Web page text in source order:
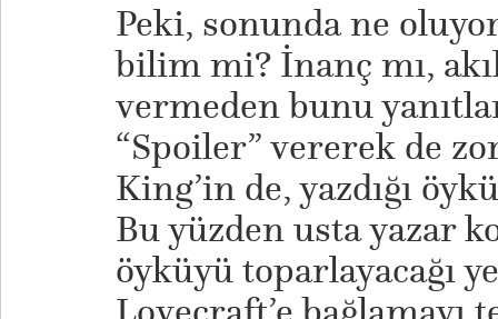
Peki, sonunda ne
bilim mi? İnanç mı,
vermeden bunu
“Spoiler” vererek de
King’in de, yazdığı
Bu yüzden usta yazar
öyküyü toparlayacağı